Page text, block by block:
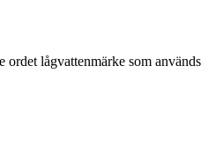
lågvattenmärke som används